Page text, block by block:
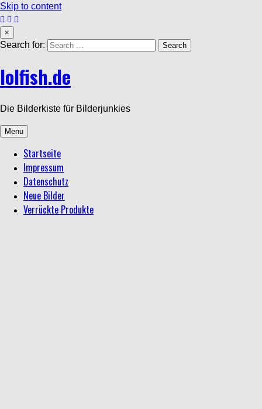
Skip to content
×
Search for:
lolfish.de
Die Bilderkiste für Bilderjunkies
Menu
Startseite
Impressum
Datenschutz
Neue Bilder
Verrückte Produkte